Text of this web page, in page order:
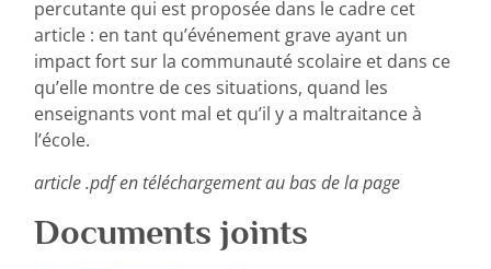
percutante qui est proposée dans le cadre cet
article : en tant qu’événement grave ayant un
impact fort sur la communauté scolaire et dans ce
qu’elle montre de ces situations, quand les
enseignants vont mal et qu’il y a maltraitance à
l’école.
article .pdf en téléchargement au bas de la page
Documents joints